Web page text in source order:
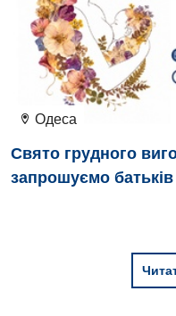
Відділення
Гастроентерологія
Гематологія
Гінекологічне
Денний стаціонар
Одеса
Свято грудного
запрошуємо